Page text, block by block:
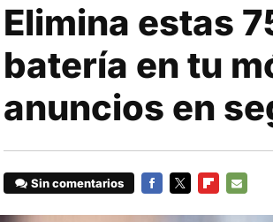
Elimina estas
batería en tu
anuncios en
Sin comentarios